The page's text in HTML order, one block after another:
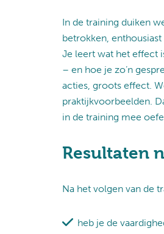
In de training duiken
betrokken,
Je leert wat het effect
– en hoe je zo’n
acties, groots effect.
praktijkvoorbeelden.
in de training mee
Resultaten
Na het volgen van de
heb je de